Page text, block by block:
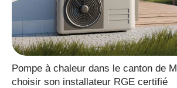
Pompe à chaleur dans le canton de
choisir son installateur RGE certifié